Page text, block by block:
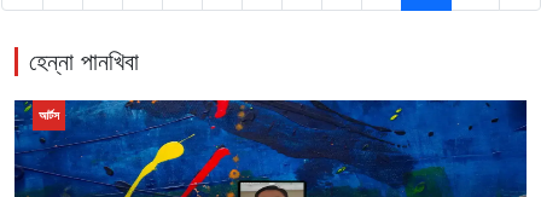
হেন্না পানখিবা
আর্টস